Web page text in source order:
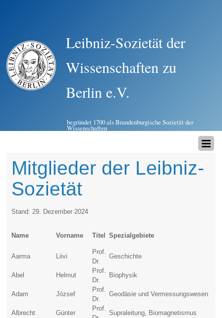
Leibniz-Sozietät der
Wissenschaften zu
Berlin e.V.
begründet 1700 als Brandenburgische Sozietät der
Wissenschaften
Mitglieder der Leibniz-
Sozietät
Stand: 29. Dezember 2024
Name Vorname Titel Spezialgebiete
Aarma Liivi
Prof.
Dr.
Geschichte
Abel Helmut
Prof.
Dr.
Biophysik
Adam József
Prof.
Dr.
Geodäsie und Vermessungswesen
Albrecht Günter
Prof.
Supraleitung, Biomagnetismus